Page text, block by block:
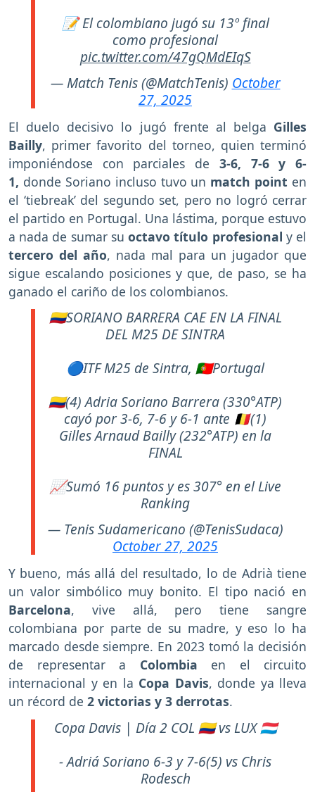
📝 El colombiano jugó su 13º final
como profesional
pic.twitter.com/47gQMdEIqS
— Match Tenis (@MatchTenis) October
27, 2025
El duelo decisivo lo jugó frente al belga Gilles
Bailly, primer favorito del torneo, quien terminó
imponiéndose con parciales de 3-6, 7-6 y 6-
1, donde Soriano incluso tuvo un match point en
el ‘tiebreak’ del segundo set, pero no logró cerrar
el partido en Portugal. Una lástima, porque estuvo
a nada de sumar suoctavo título profesional y el
tercero del año, nada mal para un jugador que
sigue escalando posiciones y que, de paso, se ha
ganado el cariño de los colombianos.
🇨🇴SORIANO BARRERA CAE EN LA FINAL
DEL M25 DE SINTRA
🔵ITF M25 de Sintra, 🇵🇹Portugal
🇨🇴(4) Adria Soriano Barrera (330°ATP)
cayó por 3-6, 7-6 y 6-1 ante 🇧🇪(1)
Gilles Arnaud Bailly (232°ATP) en la
FINAL
📈Sumó 16 puntos y es 307° en el Live
Ranking
— Tenis Sudamericano (@TenisSudaca)
October 27, 2025
Y bueno, más allá del resultado, lo de Adrià tiene
un valor simbólico muy bonito. El tipo nació en
Barcelona, vive allá, pero tiene sangre
colombiana por parte de su madre, y eso lo ha
marcado desde siempre. En 2023 tomó la decisión
de representar a Colombia en el circuito
internacional y en la Copa Davis, donde ya lleva
un récord de 2 victorias y 3 derrotas.
Copa Davis | Día 2 COL 🇨🇴 vs LUX 🇱🇺
- Adriá Soriano 6-3 y 7-6(5) vs Chris
Rodesch